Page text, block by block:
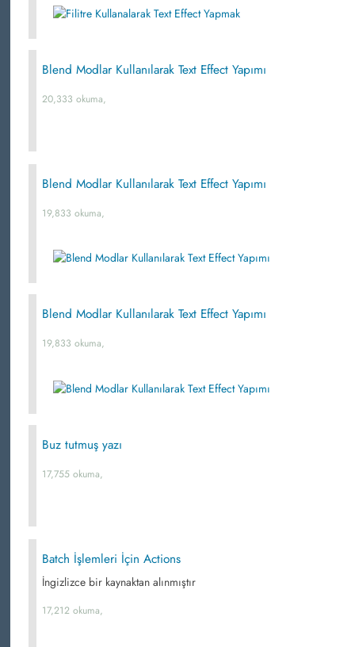
Blend Modlar Kullanılarak Text Effect Yapımı
20,333 okuma,
Blend Modlar Kullanılarak Text Effect Yapımı
19,833 okuma,
Blend Modlar Kullanılarak Text Effect Yapımı
19,833 okuma,
Buz tutmuş yazı
17,755 okuma,
Batch İşlemleri İçin Actions
İngizlizce bir kaynaktan alınmıştır
17,212 okuma,